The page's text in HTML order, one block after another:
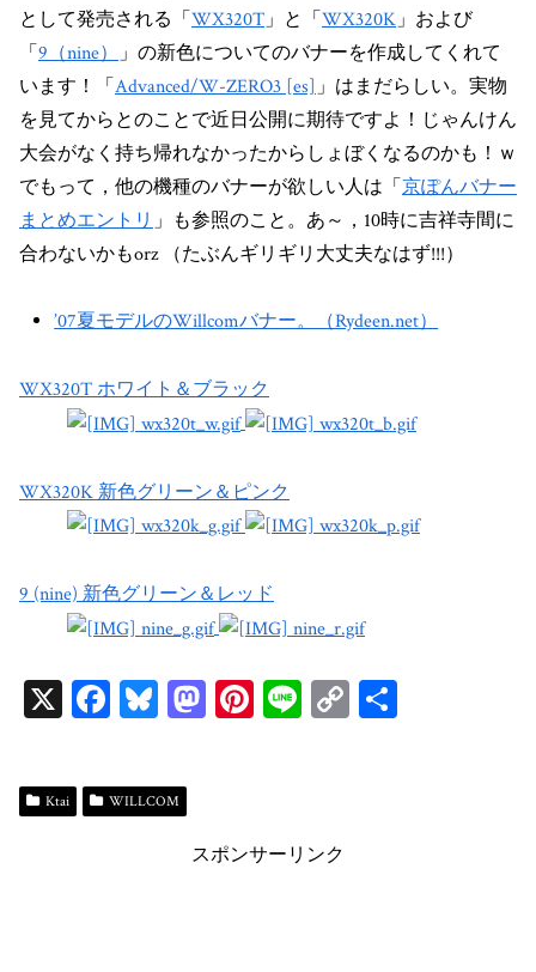
として発売される「WX320T」と「WX320K」および
「9（nine） 」の新色についてのバナーを作成してくれて
います！「Advanced/W-ZERO3 [es]」はまだらしい。実物
を見てからとのことで近日公開に期待ですよ！じゃんけん
大会がなく持ち帰れなかったからしょぼくなるのかも！ｗ
でもって，他の機種のバナーが欲しい人は「京ぽんバナー
まとめエントリ 」も参照のこと。あ～，10時に吉祥寺間に
合わないかもorz （たぶんギリギリ大丈夫なはず!!!）
’07夏モデルのWillcomバナー。（Rydeen.net）
WX320T ホワイト＆ブラック
WX320K 新色グリーン＆ピンク
9 (nine) 新色グリーン＆レッド
X Fa
bo
ok
Bl
sk
y
M
n
Pi
t
Li C
Ktai WILLCOM
スポンサーリンク